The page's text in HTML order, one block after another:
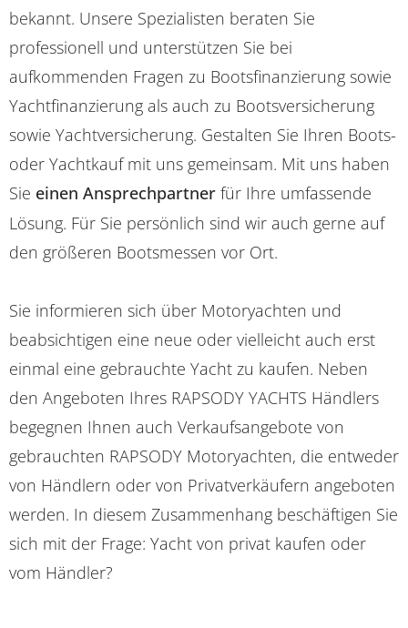
bekannt. Unsere Spezialisten beraten Sie
professionell und unterstützen Sie bei
aufkommenden Fragen zu Bootsfinanzierung sowie
Yachtfinanzierung als auch zu Bootsversicherung
sowie Yachtversicherung. Gestalten Sie Ihren Boots-
oder Yachtkauf mit uns gemeinsam. Mit uns haben
Sie einen Ansprechpartner für Ihre umfassende
Lösung. Für Sie persönlich sind wir auch gerne auf
den größeren Bootsmessen vor Ort.
Sie informieren sich über Motoryachten und
beabsichtigen eine neue oder vielleicht auch erst
einmal eine gebrauchte Yacht zu kaufen. Neben
den Angeboten Ihres RAPSODY YACHTS Händlers
begegnen Ihnen auch Verkaufsangebote von
gebrauchten RAPSODY Motoryachten, die entweder
von Händlern oder von Privatverkäufern angeboten
werden. In diesem Zusammenhang beschäftigen Sie
sich mit der Frage: Yacht von privat kaufen oder
vom Händler?